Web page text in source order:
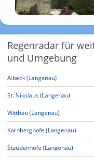
Regenradar für
und Umgebung
Albeck (Langenau)
St. Nikolaus (Langenau)
Witthau (Langenau)
Kornberghöfe (Langenau)
Staudenhöfe (Langenau)